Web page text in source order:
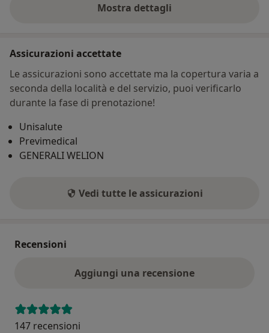
Mostra dettagli
sull'indirizzo
Assicurazioni accettate
Le assicurazioni sono accettate ma la copertura varia a
seconda della località e del servizio, puoi verificarlo
durante la fase di prenotazione!
Unisalute
Previmedical
GENERALI WELION
Vedi tutte le assicurazioni
Recensioni
Aggiungi una recensione
147 recensioni